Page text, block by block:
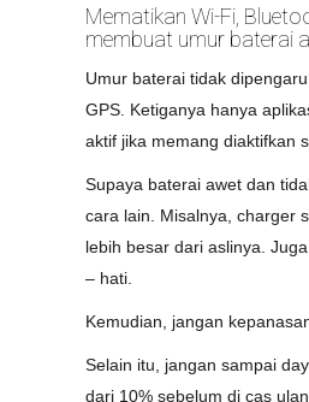
Mematikan Wi-Fi,
membuat umur baterai
Umur baterai tidak
GPS. Ketiganya hanya
aktif jika memang diaktifkan
Supaya baterai awet dan
cara lain. Misalnya, charger
lebih besar dari aslinya.
– hati.
Kemudian, jangan
Selain itu, jangan sampai
dari 10% sebelum di cas